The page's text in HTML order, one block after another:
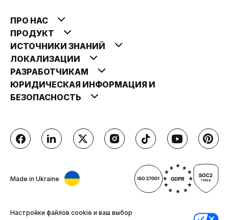
ПРО НАС
ПРОДУКТ
ИСТОЧНИКИ ЗНАНИЙ
ЛОКАЛИЗАЦИИ
РАЗРАБОТЧИКАМ
ЮРИДИЧЕСКАЯ ИНФОРМАЦИЯ И
БЕЗОПАСНОСТЬ
Made in Ukraine
Настройки файлов cookie и ваш выбор